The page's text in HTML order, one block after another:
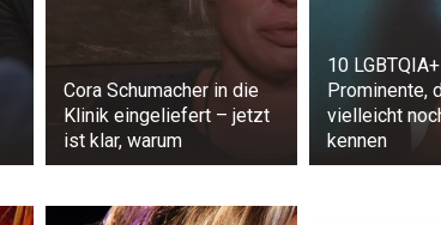
Cora Schumacher in die
Klinik eingeliefert – jetzt
ist klar, warum
10
Prominente,
vielleicht
kennen